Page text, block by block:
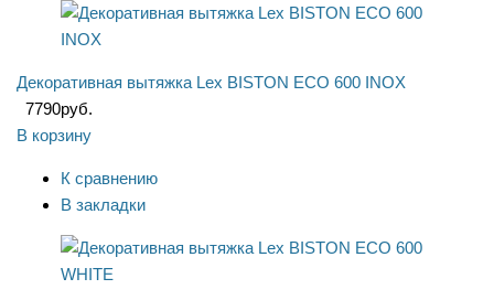
Декоративная вытяжка Lex BISTON ECO 600 INOX
7790руб.
В корзину
К сравнению
В закладки